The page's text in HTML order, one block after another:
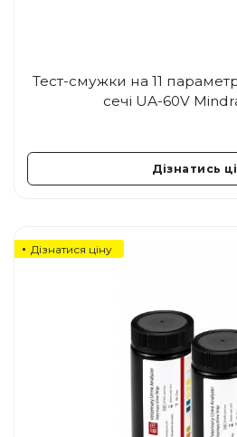
Тест-смужки на 11
сечі UA-60V
Дізнатись
Дізнатися ціну